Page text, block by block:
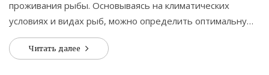
проживания рыбы. Основываясь на климатических
условиях и видах рыб, можно определить оптимальную
глубину. В статье обсуждаются практические советы по
выкопке пруда, способы утепления и защиты от
Читать далее